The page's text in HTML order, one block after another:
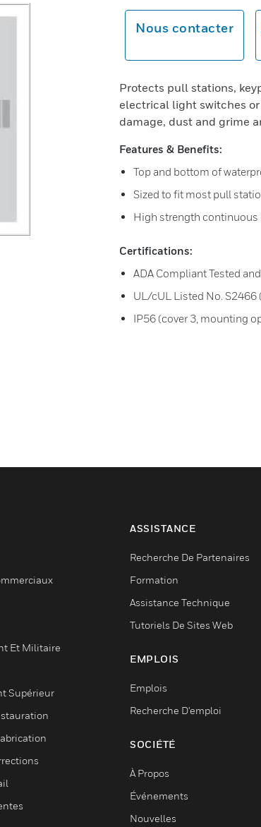
Nous contacter
Protects pull stations,
electrical light switches
damage, dust and grime
Features & Benefits:
Top and bottom of
Sized to fit most pull
High strength continuous
Certifications:
ADA Compliant Tested
UL/cUL Listed No. S2466
IP56 (cover 3, mounting
Et Militaire
Supérieur
ASSISTANCE
Recherche De Partenaires
Formation
Assistance Technique
Tutoriels De Sites Web
EMPLOIS
Emplois
Recherche D'emploi
SOCIÉTÉ
À Propos
Événements
Nouvelles